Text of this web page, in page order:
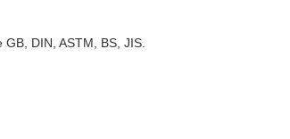
DIN, ASTM, BS, JIS.